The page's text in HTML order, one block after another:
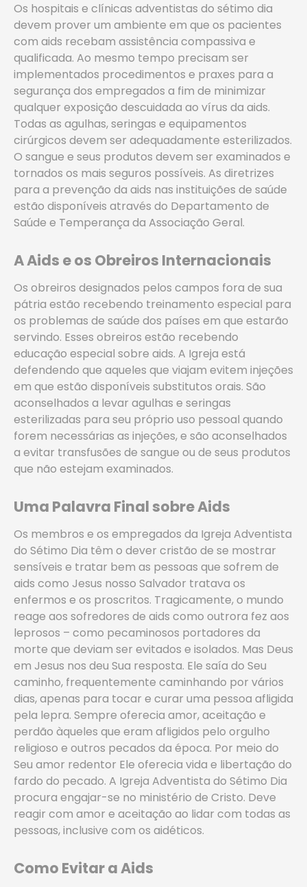
Os hospitais e clínicas adventistas do sétimo dia
devem prover um ambiente em que os pacientes
com aids recebam assistência compassiva e
qualificada. Ao mesmo tempo precisam ser
implementados procedimentos e praxes para a
segurança dos empregados a fim de minimizar
qualquer exposição descuidada ao vírus da aids.
Todas as agulhas, seringas e equipamentos
cirúrgicos devem ser adequadamente esterilizados.
O sangue e seus produtos devem ser examinados e
tornados os mais seguros possíveis. As diretrizes
para a prevenção da aids nas instituições de saúde
estão disponíveis através do Departamento de
Saúde e Temperança da Associação Geral.
A Aids e os Obreiros Internacionais
Os obreiros designados pelos campos fora de sua
pátria estão recebendo treinamento especial para
os problemas de saúde dos países em que estarão
servindo. Esses obreiros estão recebendo
educação especial sobre aids. A Igreja está
defendendo que aqueles que viajam evitem injeções
em que estão disponíveis substitutos orais. São
aconselhados a levar agulhas e seringas
esterilizadas para seu próprio uso pessoal quando
forem necessárias as injeções, e são aconselhados
a evitar transfusões de sangue ou de seus produtos
que não estejam examinados.
Uma Palavra Final sobre Aids
Os membros e os empregados da Igreja Adventista
do Sétimo Dia têm o dever cristão de se mostrar
sensíveis e tratar bem as pessoas que sofrem de
aids como Jesus nosso Salvador tratava os
enfermos e os proscritos. Tragicamente, o mundo
reage aos sofredores de aids como outrora fez aos
leprosos – como pecaminosos portadores da
morte que deviam ser evitados e isolados. Mas Deus
em Jesus nos deu Sua resposta. Ele saía do Seu
caminho, frequentemente caminhando por vários
dias, apenas para tocar e curar uma pessoa afligida
pela lepra. Sempre oferecia amor, aceitação e
perdão àqueles que eram afligidos pelo orgulho
religioso e outros pecados da época. Por meio do
Seu amor redentor Ele oferecia vida e libertação do
fardo do pecado. A Igreja Adventista do Sétimo Dia
procura engajar-se no ministério de Cristo. Deve
reagir com amor e aceitação ao lidar com todas as
pessoas, inclusive com os aidéticos.
Como Evitar a Aids